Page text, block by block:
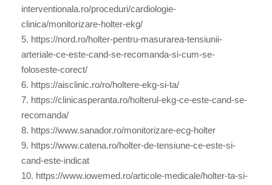
interventionala.ro/proceduri/cardiologie-
clinica/monitorizare-holter-ekg/
5. https://nord.ro/holter-pentru-masurarea-tensiunii-
arteriale-ce-este-cand-se-recomanda-si-cum-se-
foloseste-corect/
6. https://aisclinic.ro/ro/holtere-ekg-si-ta/
7. https://clinicasperanta.ro/holterul-ekg-ce-este-cand-se-
recomanda/
8. https://www.sanador.ro/monitorizare-ecg-holter
9. https://www.catena.ro/holter-de-tensiune-ce-este-si-
cand-este-indicat
10. https://www.iowemed.ro/articole-medicale/holter-ta-si-